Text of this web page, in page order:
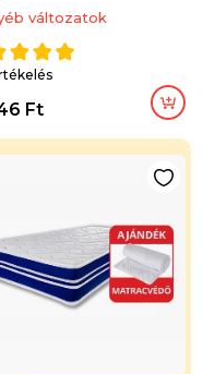
változatok
Ft